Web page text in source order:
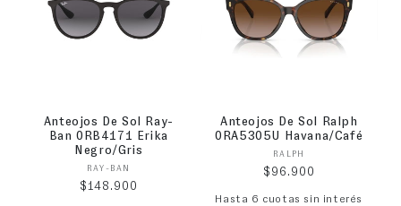
Anteojos De Sol Ray-
Ban 0RB4171 Erika
Negro/Gris
Proveedor:
RAY-BAN
Precio habitual
$148.900
Anteojos De Sol Ralph
0RA5305U Havana/Café
Proveedor:
RALPH
Precio habitual
$96.900
Hasta 6 cuotas sin interés